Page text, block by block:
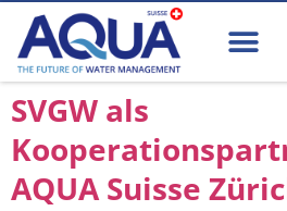
SVGW als
AQUA Suisse